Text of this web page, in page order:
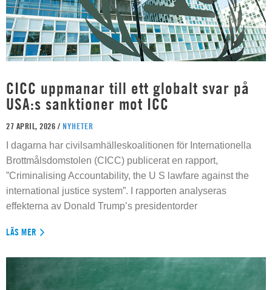
CICC uppmanar till ett globalt svar på
USA:s sanktioner mot ICC
27 APRIL, 2026 / NYHETER
I dagarna har civilsamhälleskoalitionen för Internationella
Brottmålsdomstolen (CICC) publicerat en rapport,
”Criminalising Accountability, the U S lawfare against the
international justice system”. I rapporten analyseras
effekterna av Donald Trump’s presidentorder
LÄS MER